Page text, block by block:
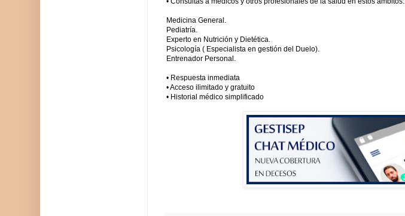
Medicina General.
Pediatría.
Experto en Nutrición y Dietética.
Psicología ( Especialista en gestión del Duelo).
Entrenador Personal.
• Respuesta inmediata
• Acceso ilimitado y gratuito
• Historial médico simplificado